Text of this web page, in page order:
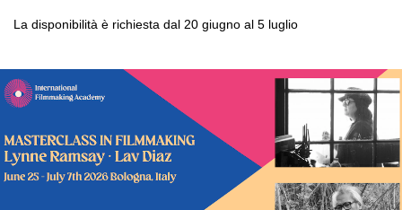
La disponibilità è richiesta dal 20 giugno al 5 luglio